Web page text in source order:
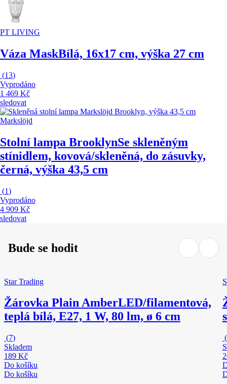
PT LIVING
Váza MaskBílá, 16x17 cm, výška 27 cm
(13)
Vyprodáno
1 469 Kč
sledovat
Markslöjd
Stolní lampa BrooklynSe skleněným
stínidlem, kovová/skleněná, do zásuvky,
černá, výška 43,5 cm
(1)
Vyprodáno
4 909 Kč
sledovat
Bude se hodit
Star Trading
Žárovka Plain AmberLED/filamentová,
teplá bílá, E27, 1 W, 80 lm, ø 6 cm
(7)
Skladem
189 Kč
Do košíku
Do košíku
(